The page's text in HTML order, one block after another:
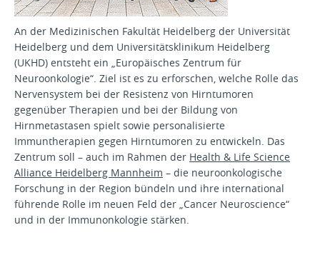
An der Medizinischen Fakultät Heidelberg der Universität
Heidelberg und dem Universitätsklinikum Heidelberg
(UKHD) entsteht ein „Europäisches Zentrum für
Neuroonkologie“. Ziel ist es zu erforschen, welche Rolle das
Nervensystem bei der Resistenz von Hirntumoren
gegenüber Therapien und bei der Bildung von
Hirnmetastasen spielt sowie personalisierte
Immuntherapien gegen Hirntumoren zu entwickeln. Das
Zentrum soll – auch im Rahmen der Health & Life Science
Alliance Heidelberg Mannheim – die neuroonkologische
Forschung in der Region bündeln und ihre international
führende Rolle im neuen Feld der „Cancer Neuroscience“
und in der Immunonkologie stärken.